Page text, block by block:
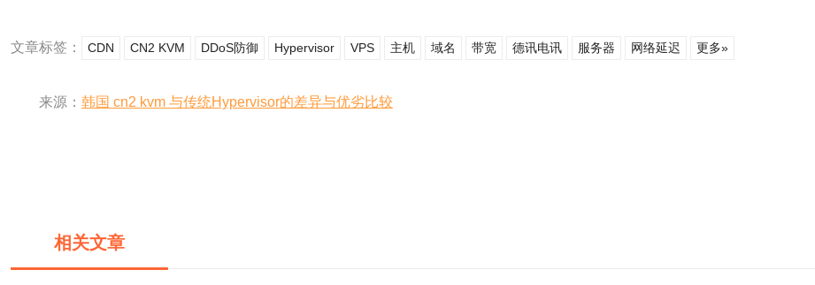
文章标签： CDN CN2 KVM DDoS防御 Hypervisor VPS 主机 域名 带宽 德讯电讯 服务器 网络延迟 更多»
来源： 韩国 cn2 kvm 与传统Hypervisor的差异与优劣比较
相关文章